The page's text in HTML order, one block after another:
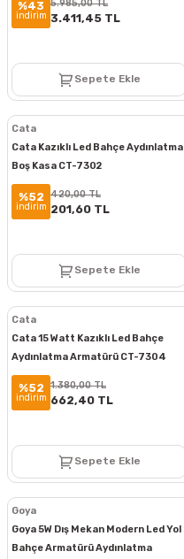
%43
indirim
5.985,00 TL
3.411,45 TL
Sepete Ekle
Cata
Cata Kazıklı Led Bahçe Aydınlatma
Boş Kasa CT-7302
%52
indirim
420,00 TL
201,60 TL
Sepete Ekle
Cata
Cata 15 Watt Kazıklı Led Bahçe
Aydınlatma Armatürü CT-7304
%52
indirim
1.380,00 TL
662,40 TL
Sepete Ekle
Goya
Goya 5W Dış Mekan Modern Led Yol
Bahçe Armatürü Aydınlatma